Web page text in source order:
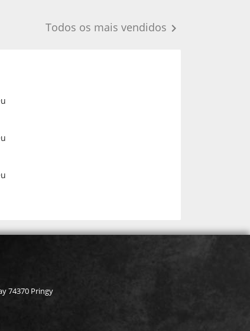
Todos os mais vendidos 
74370 Pringy